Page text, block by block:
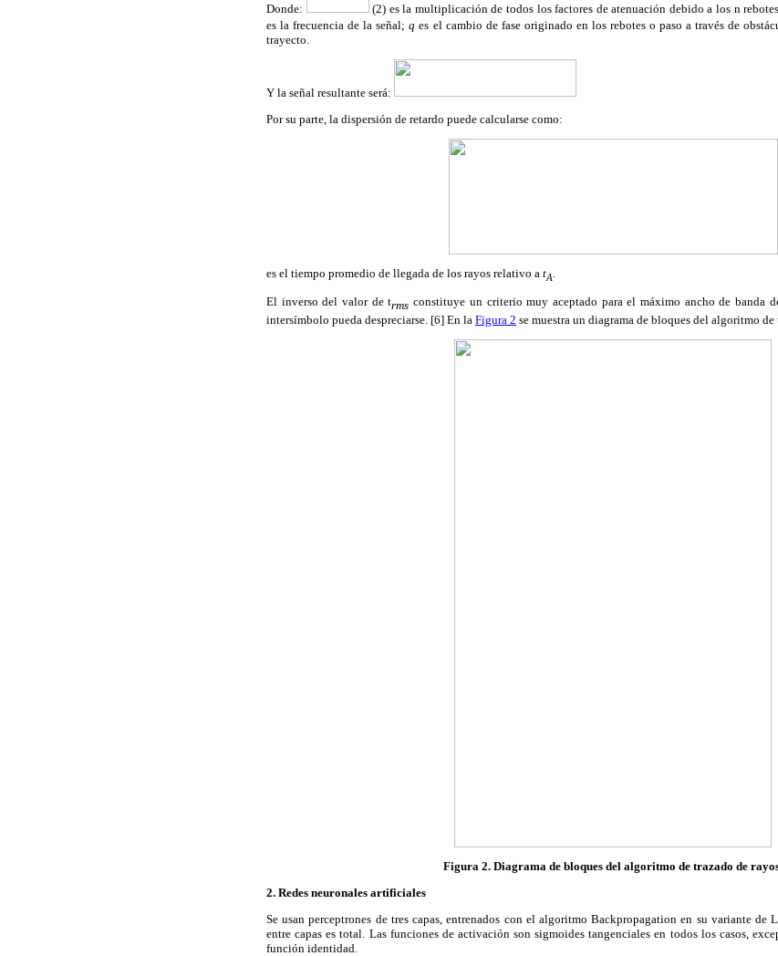
Donde: (2) es la multiplicación de todos los factores de atenuación debido a los n
es la frecuencia de la señal;q es el cambio de fase originado en los rebotes o paso a través de
trayecto.
Y la señal resultante será:
Por su parte, la dispersión de retardo puede calcularse como:
es el tiempo promedio de llegada de los rayos relativo a tA.
El inverso del valor detrms constituye un criterio muy aceptado para el máximo ancho de banda
intersímbolo pueda despreciarse. [6] En la Figura 2 se muestra un diagrama de bloques del algoritmo de
Figura 2. Diagrama de bloques del algoritmo de trazado de
2. Redes neuronales artificiales
Se usan perceptrones de tres capas, entrenados con el algoritmo Backpropagation en su variante
entre capas es total. Las funciones de activación son sigmoides tangenciales en todos los casos,
función identidad.